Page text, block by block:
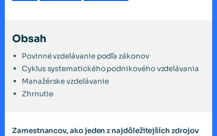
Obsah
Povinné vzdelávanie podľa zákonov
Cyklus systematického podnikového vzdelávania
Manažérske vzdelávanie
Zhrnutie
Zamestnancov, ako jeden z najdôležitejších zdrojov